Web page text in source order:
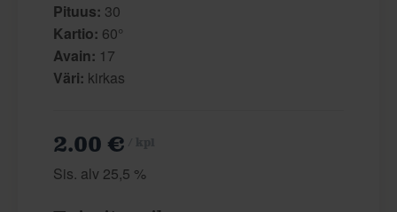
Pituus: 30
Kartio: 60°
Avain: 17
Väri: kirkas
2.00 €
Sis. alv 25,5 %